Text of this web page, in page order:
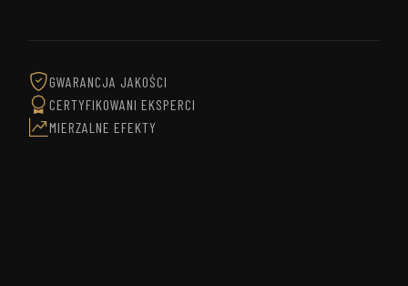
GWARANCJA JAKOŚCI
CERTYFIKOWANI EKSPERCI
MIERZALNE EFEKTY